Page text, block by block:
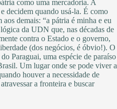
como uma mercadoria. A
decidem quando usá-la. É como
demais: “a pátria é minha e eu
da UDN que, nas décadas de
contra o Estado e o governo,
(dos negócios, é óbvio!). O
Paraguai, uma espécie de paraíso
Um lugar onde se pode viver a
houver a necessidade de
a fronteira e buscar